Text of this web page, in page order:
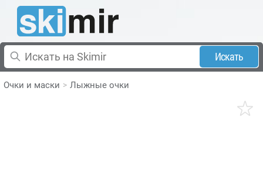
Искать
Очки и маски Лыжные очки